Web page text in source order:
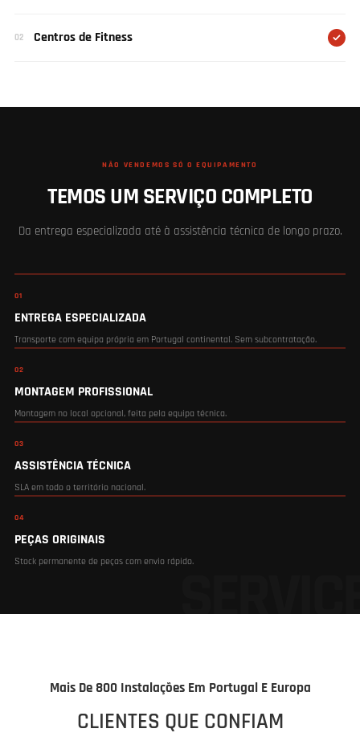
02 Centros de Fitness
NÃO VENDEMOS SÓ O EQUIPAMENTO
TEMOS UM SERVIÇO COMPLETO
Da entrega especializada até à assistência técnica de longo prazo.
01
ENTREGA ESPECIALIZADA
Transporte com equipa própria em Portugal continental. Sem subcontratação.
02
MONTAGEM PROFISSIONAL
Montagem no local opcional, feita pela equipa técnica.
03
ASSISTÊNCIA TÉCNICA
SLA em todo o território nacional.
04
PEÇAS ORIGINAIS
Stock permanente de peças com envio rápido.
Mais De 800 Instalações Em Portugal E Europa
CLIENTES QUE CONFIAM